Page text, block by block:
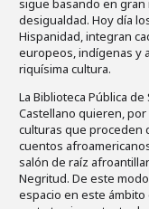
sigue basando en
desigualdad. Hoy día
Hispanidad, integran
europeos, indígenas y
riquísima cultura.
La Biblioteca Pública
Castellano quieren,
culturas que proceden
cuentos
salón de raíz
Negritud. De este
espacio en este